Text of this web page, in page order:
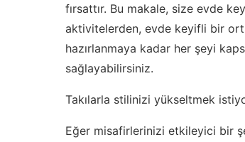
fırsattır. Bu makale, size evde
aktivitelerden, evde keyifli bir
hazırlanmaya kadar her şeyi
sağlayabilirsiniz.
Takılarla stilinizi yükseltmek
Eğer misafirlerinizi etkileyici bir